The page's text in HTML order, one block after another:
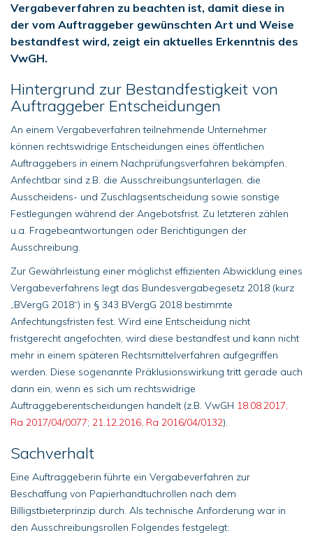
Vergabeverfahren zu beachten ist, damit diese in
der vom Auftraggeber gewünschten Art und Weise
bestandfest wird, zeigt ein aktuelles Erkenntnis des
VwGH.
Hintergrund zur Bestandfestigkeit von
Auftraggeber Entscheidungen
An einem Vergabeverfahren teilnehmende Unternehmer
können rechtswidrige Entscheidungen eines öffentlichen
Auftraggebers in einem Nachprüfungsverfahren bekämpfen.
Anfechtbar sind z.B. die Ausschreibungsunterlagen, die
Ausscheidens- und Zuschlagsentscheidung sowie sonstige
Festlegungen während der Angebotsfrist. Zu letzteren zählen
u.a. Fragebeantwortungen oder Berichtigungen der
Ausschreibung.
Zur Gewährleistung einer möglichst effizienten Abwicklung eines
Vergabeverfahrens legt das Bundesvergabegesetz 2018 (kurz
„BVergG 2018“) in § 343 BVergG 2018 bestimmte
Anfechtungsfristen fest. Wird eine Entscheidung nicht
fristgerecht angefochten, wird diese bestandfest und kann nicht
mehr in einem späteren Rechtsmittelverfahren aufgegriffen
werden. Diese sogenannte Präklusionswirkung tritt gerade auch
dann ein, wenn es sich um rechtswidrige
Auftraggeberentscheidungen handelt (z.B. VwGH 18.08.2017,
Ra 2017/04/0077; 21.12.2016, Ra 2016/04/0132).
Sachverhalt
Eine Auftraggeberin führte ein Vergabeverfahren zur
Beschaffung von Papierhandtuchrollen nach dem
Billigstbieterprinzip durch. Als technische Anforderung war in
den Ausschreibungsrollen Folgendes festgelegt: